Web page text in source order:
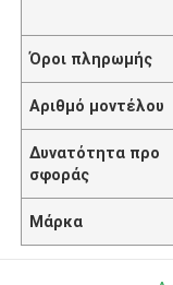
Όροι πληρωμής
Αριθμό μοντέλου
Δυνατότητα προ
σφοράς
Μάρκα